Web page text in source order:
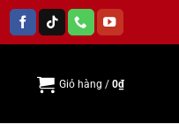
Giỏ hàng / 0₫